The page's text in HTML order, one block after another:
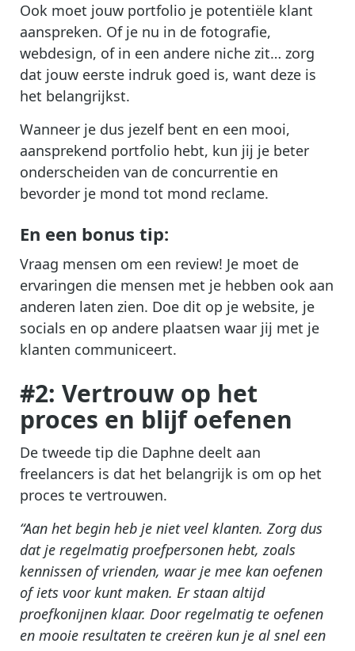
Ook moet jouw portfolio je potentiële klant
aanspreken. Of je nu in de fotografie,
webdesign, of in een andere niche zit… zorg
dat jouw eerste indruk goed is, want deze is
het belangrijkst.
Wanneer je dus jezelf bent en een mooi,
aansprekend portfolio hebt, kun jij je beter
onderscheiden van de concurrentie en
bevorder je mond tot mond reclame.
En een bonus tip:
Vraag mensen om een review! Je moet de
ervaringen die mensen met je hebben ook aan
anderen laten zien. Doe dit op je website, je
socials en op andere plaatsen waar jij met je
klanten communiceert.
#2: Vertrouw op het
proces en blijf oefenen
De tweede tip die Daphne deelt aan
freelancers is dat het belangrijk is om op het
proces te vertrouwen.
“Aan het begin heb je niet veel klanten. Zorg dus
dat je regelmatig proefpersonen hebt, zoals
kennissen of vrienden, waar je mee kan oefenen
of iets voor kunt maken. Er staan altijd
proefkonijnen klaar. Door regelmatig te oefenen
en mooie resultaten te creëren kun je al snel een